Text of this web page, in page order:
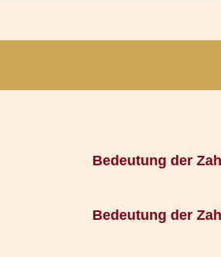
Bedeutung der
Bedeutung der